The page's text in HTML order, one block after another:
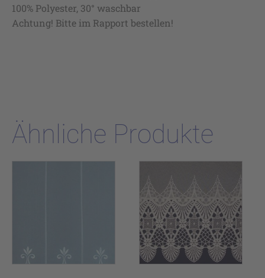
100% Polyester, 30° waschbar
Achtung! Bitte im Rapport bestellen!
Ähnliche Produkte